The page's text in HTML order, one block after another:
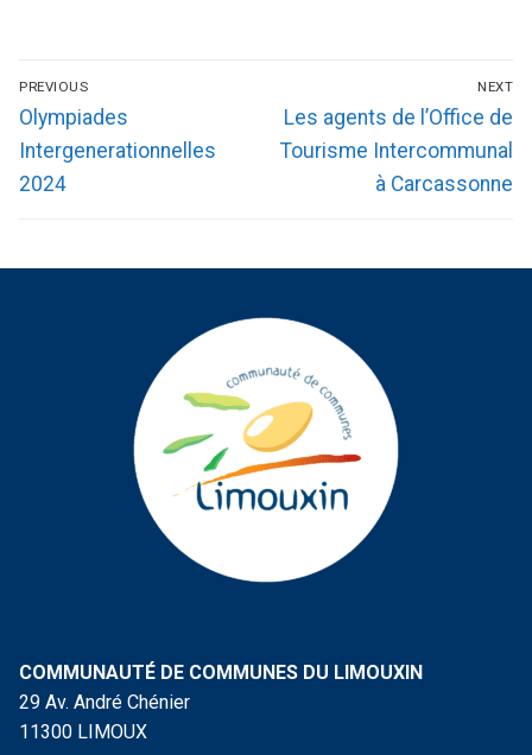
PREVIOUS
Olympiades
Intergenerationnelles
2024
NEXT
Les agents de l’Office de
Tourisme Intercommunal
à Carcassonne
COMMUNAUTÉ DE COMMUNES DU LIMOUXIN
29 Av. André Chénier
11300 LIMOUX